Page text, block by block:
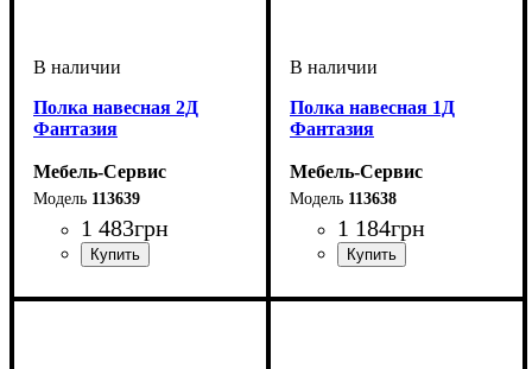
Полка навесная 2Д
Фантазия
Мебель-Сервис
113639
1 483грн
Полка навесная 1Д
Фантазия
Мебель-Сервис
113638
1 184грн